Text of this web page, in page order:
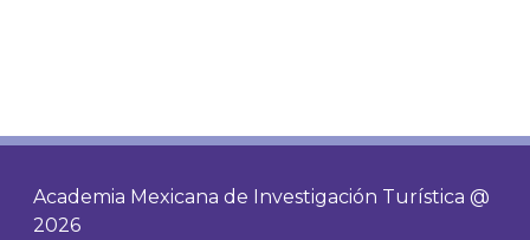
Academia Mexicana de Investigación Turística @
2026